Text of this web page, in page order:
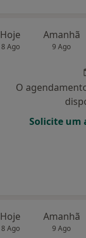
Hoje
8 Ago
Amanhã
9 Ago
O
Solicite um
Hoje
8 Ago
Amanhã
9 Ago